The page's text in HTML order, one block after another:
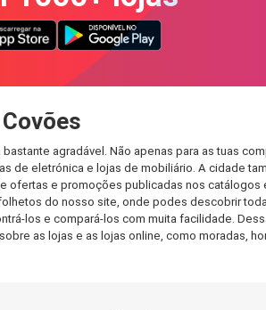
agradável. Não apenas para as tuas
de eletrónica e lojas de mobiliário. A cidade
e promoções publicadas nos catálogos
do nosso site, onde podes descobrir
los e compará-los com muita facilidade.
as lojas e as lojas online, como moradas,